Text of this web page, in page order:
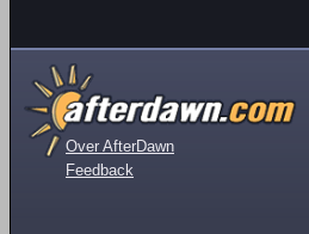
Over AfterDawn
Feedback